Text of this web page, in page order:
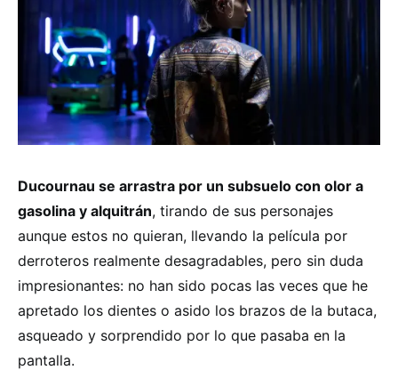
Ducournau se arrastra por un subsuelo con olor a
gasolina y alquitrán, tirando de sus personajes
aunque estos no quieran, llevando la película por
derroteros realmente desagradables, pero sin duda
impresionantes: no han sido pocas las veces que he
apretado los dientes o asido los brazos de la butaca,
asqueado y sorprendido por lo que pasaba en la
pantalla.